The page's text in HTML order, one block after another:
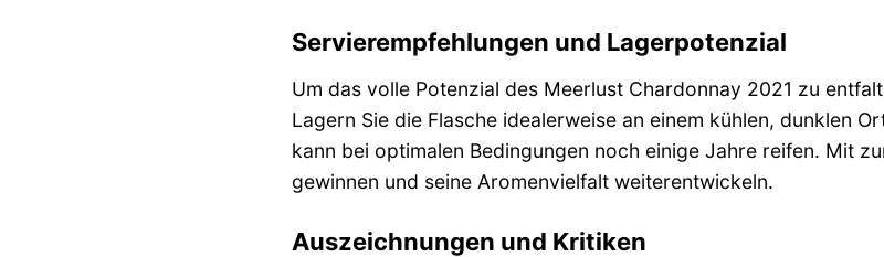
Servierempfehlungen und Lagerpotenzial
Um das volle Potenzial des Meerlust Chardonnay 2021 zu
Lagern Sie die Flasche idealerweise an einem kühlen, dunklen
kann bei optimalen Bedingungen noch einige Jahre reifen. Mit
gewinnen und seine Aromenvielfalt weiterentwickeln.
Auszeichnungen und Kritiken